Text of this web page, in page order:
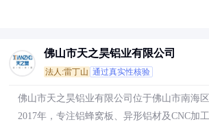
佛山市天之昊铝业有限公司
法人:雷丁山 通过真实性核验
佛山市天之昊铝业有限公司位于佛山市南海
2017年，专注铝蜂窝板、异形铝材及CNC加